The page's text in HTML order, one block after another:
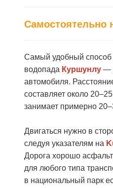
Самостоятельно
Самый удобный способ
водопада Куршунлу —
автомобиля.
составляет около
занимает примерно
Двигаться нужно в
следуя указателям на
Дорога хорошо
для любого типа
в национальный парк